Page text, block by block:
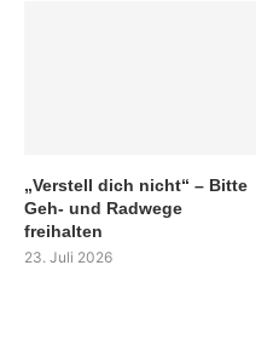
„Verstell dich nicht“ – Bitte
Geh- und Radwege
freihalten
23. Juli 2026